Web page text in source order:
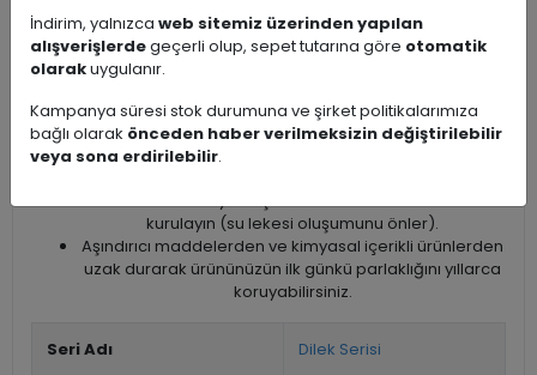
Tel fırça, sert sünger veya mekanik aşındırıcı
malzemeler
Günlük temizlik için ılık su + nötr pH’lı (hafif) sıvı sabun
veya paslanmaz çelik / krom yüzeyler için özel formüle
Temizlik sonrası yumuşak mikrofiber bez ile mutlaka
kurulayın (su lekesi oluşumunu önler).
Aşındırıcı maddelerden ve kimyasal içerikli ürünlerden
uzak durarak ürününüzün ilk günkü parlaklığını yıllarca
koruyabilirsiniz.
Seri Adı Dilek Serisi
İndirim, yalnızca web sitemiz üzerinden yapılan
alışverişlerdegeçerli olup, sepet tutarına göre otomatik
olarakuygulanır.
Kampanya süresi stok durumuna ve şirket politikalarımıza
bağlı olarak önceden haber verilmeksizin değiştirilebilir
veya sona erdirilebilir.